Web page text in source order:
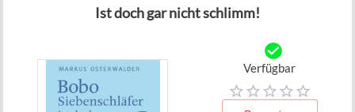
Ist doch gar nicht schlimm!
Verfügbar